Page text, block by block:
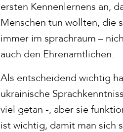
ersten Kennenlernens an,
Menschen tun wollten, die
immer im sprachraum –
auch den Ehrenamtlichen.
Als entscheidend wichtig
ukrainische
viel getan -, aber sie
ist wichtig, damit man sich